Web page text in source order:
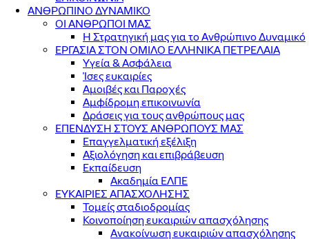
ΑΝΘΡΩΠΙΝΟ ΔΥΝΑΜΙΚΟ
ΟΙ ΑΝΘΡΩΠΟΙ ΜΑΣ
Η Στρατηγική μας για το Ανθρώπινο Δυναμικό
ΕΡΓΑΣΙΑ ΣΤΟΝ ΟΜΙΛΟ ΕΛΛΗΝΙΚΑ ΠΕΤΡΕΛΑΙΑ
Υγεία & Ασφάλεια
Ίσες ευκαιρίες
Αμοιβές και Παροχές
Αμφίδρομη επικοινωνία
Δράσεις για τους ανθρώπους μας
ΕΠΕΝΔΥΣΗ ΣΤΟΥΣ ΑΝΘΡΩΠΟΥΣ ΜΑΣ
Επαγγελματική εξέλιξη
Αξιολόγηση και επιβράβευση
Εκπαίδευση
Ακαδημία ΕΛΠΕ
ΕΥΚΑΙΡΙΕΣ ΑΠΑΣΧΟΛΗΣΗΣ
Τομείς σταδιοδρομίας
Κοινοποίηση ευκαιριών απασχόλησης
Ανακοίνωση ευκαιριών απασχόλησης